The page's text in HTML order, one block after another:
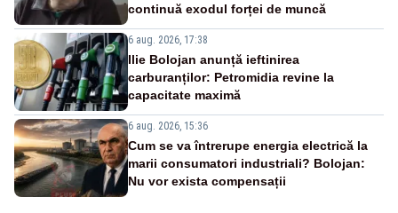
continuă exodul forței de muncă
6 aug. 2026, 17:38
Ilie Bolojan anunță ieftinirea
carburanților: Petromidia revine la
capacitate maximă
6 aug. 2026, 15:36
Cum se va întrerupe energia electrică la
marii consumatori industriali? Bolojan:
Nu vor exista compensații